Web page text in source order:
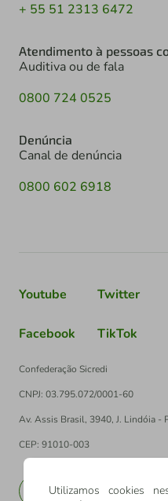
+ 55 51 2313 6472
Atendimento à pessoas
Auditiva ou de fala
0800 724 0525
Denúncia
Canal de denúncia
0800 602 6918
Youtube Twitter
Facebook TikTok
Confederação Sicredi
CNPJ: 03.795.072/0001-60
Av. Assis Brasil, 3940, J. Lindóia -
CEP: 91010-003
EN
Utilizamos cookies